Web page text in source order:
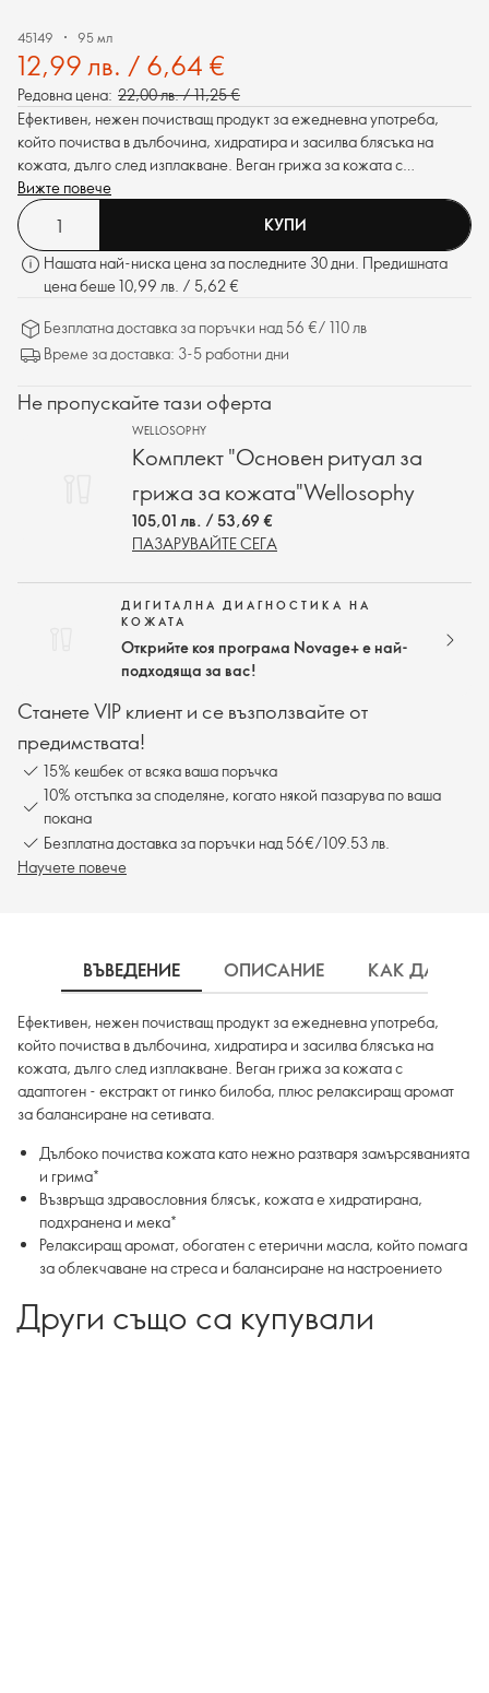
45149 95 мл
12,99 лв. / 6,64 €
Редовна цена: 22,00 лв. / 11,25 €
Ефективен, нежен почистващ продукт за ежедневна употреба,
който почиства в дълбочина, хидратира и засилва блясъка на
кожата, дълго след изплакване. Веган грижа за кожата с
адаптоген - екстракт от гинко билоба, плюс релаксиращ аромат
за балансиране на сетивата.
Вижте повече
КУПИ
Нашата най-ниска цена за последните 30 дни. Предишната
цена беше 10,99 лв. / 5,62 €
Безплатна доставка за поръчки над 56 €/ 110 лв
Време за доставка: 3-5 работни дни
Не пропускайте тази оферта
WELLOSOPHY
Комплект "Основен ритуал за
грижа за кожата"Wellosophy
105,01 лв. / 53,69 €
ПАЗАРУВАЙТЕ СЕГА
ДИГИТАЛНА ДИАГНОСТИКА НА
КОЖАТА
Открийте коя програма Novage+ е най-
подходяща за вас!
Станете VIP клиент и се възползвайте от
предимствата!
15% кешбек от всяка ваша поръчка
10% отстъпка за споделяне, когато някой пазарува по ваша
покана
Безплатна доставка за поръчки над 56€/109.53 лв.
Научете повече
ВЪВЕДЕНИЕ ОПИСАНИЕ КАК ДА
Ефективен, нежен почистващ продукт за ежедневна употреба,
който почиства в дълбочина, хидратира и засилва блясъка на
кожата, дълго след изплакване. Веган грижа за кожата с
адаптоген - екстракт от гинко билоба, плюс релаксиращ аромат
за балансиране на сетивата.
Дълбоко почиства кожата като нежно разтваря замърсяванията
и грима*
Възвръща здравословния блясък, кожата е хидратирана,
подхранена и мека*
Релаксиращ аромат, обогатен с етерични масла, който помага
за облекчаване на стреса и балансиране на настроението
Други също са купували